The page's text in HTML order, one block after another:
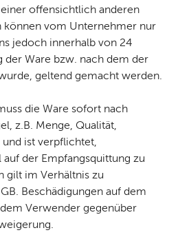
offensichtlich anderen
können vom Unternehmer nur
jedoch innerhalb von 24
der Ware bzw. nach dem der
geltend gemacht werden.
die Ware sofort nach
z. B. Menge, Qualität,
ist verpflichtet,
der Empfangsquittung zu
gilt im Verhältnis zu
Beschädigungen auf dem
Verwender gegenüber